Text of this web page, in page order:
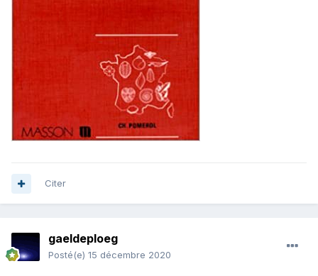
Citer
gaeldeploeg
Posté(e) 15 décembre 2020